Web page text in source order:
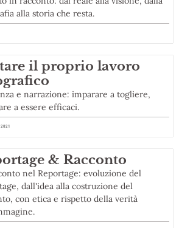
alla storia che resta.
il proprio lavoro
e narrazione: imparare a togliere,
a essere efficaci.
& Racconto
nel Reportage: evoluzione del
dall'idea alla costruzione del
con etica e rispetto della verità